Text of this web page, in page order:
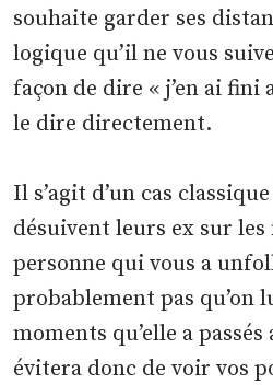
souhaite garder ses
logique qu’il ne vous
façon de dire « j’en ai fini
le dire directement.
Il s’agit d’un cas
désuivent leurs ex sur les
personne qui vous a
probablement pas qu’on
moments qu’elle a passés
évitera donc de voir vos